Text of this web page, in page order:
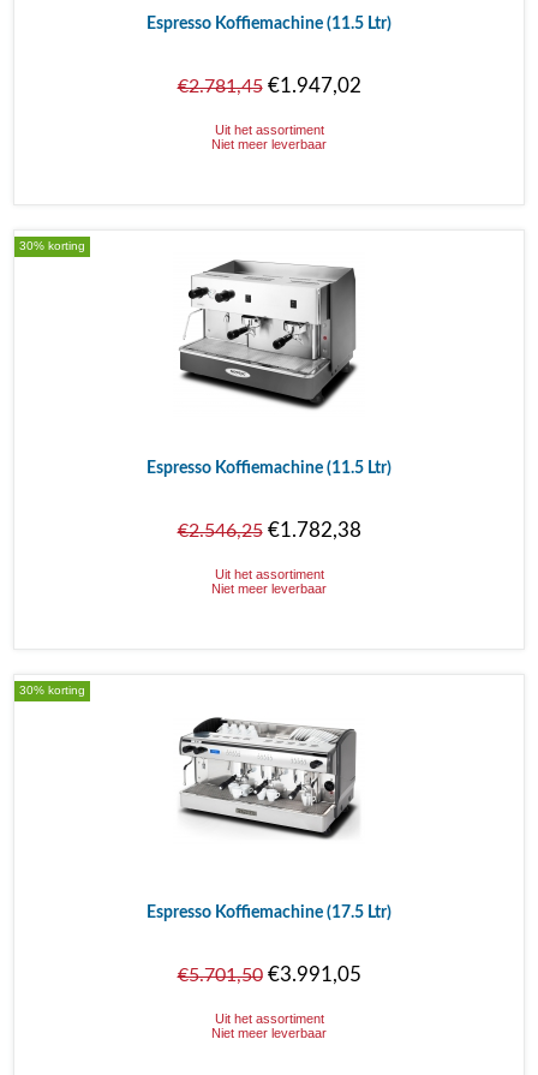
Espresso Koffiemachine (11.5 Ltr)
€2.781,45€1.947,02
Uit het assortiment
Niet meer leverbaar
30% korting
Espresso Koffiemachine (11.5 Ltr)
€2.546,25€1.782,38
Uit het assortiment
Niet meer leverbaar
30% korting
Espresso Koffiemachine (17.5 Ltr)
€5.701,50€3.991,05
Uit het assortiment
Niet meer leverbaar